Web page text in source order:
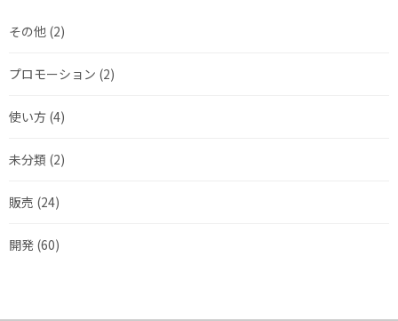
その他 (2)
プロモーション (2)
使い方 (4)
未分類 (2)
販売 (24)
開発 (60)